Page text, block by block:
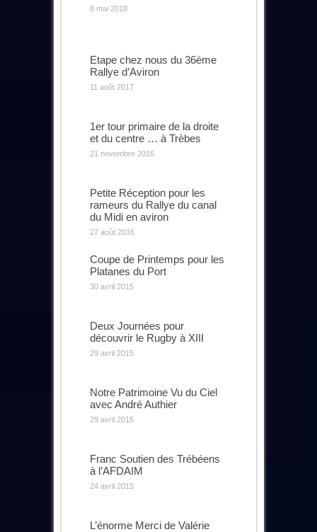
8 mai 2018
Etape chez nous du 36ème
Rallye d’Aviron
11 août 2017
1er tour primaire de la droite
et du centre … à Trèbes
21 novembre 2016
Petite Réception pour les
rameurs du Rallye du canal
du Midi en aviron
27 août 2016
Coupe de Printemps pour les
Platanes du Port
30 avril 2015
Deux Journées pour
découvrir le Rugby à XIII
29 avril 2015
Notre Patrimoine Vu du Ciel
avec André Authier
29 avril 2015
Franc Soutien des Trébéens
à l’AFDAIM
24 avril 2015
L’énorme Merci de Valérie